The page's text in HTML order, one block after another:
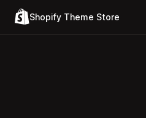
Shopify Theme Store